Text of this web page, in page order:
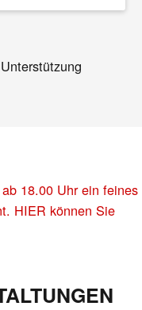
18.00 Uhr ein feines
HIER können Sie